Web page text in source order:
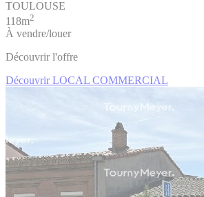
TOULOUSE
118m2
À vendre/louer
Découvrir l'offre
Découvrir LOCAL COMMERCIAL